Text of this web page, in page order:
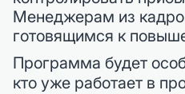
Менеджерам из
готовящимся к
Программа будет
кто уже работает в